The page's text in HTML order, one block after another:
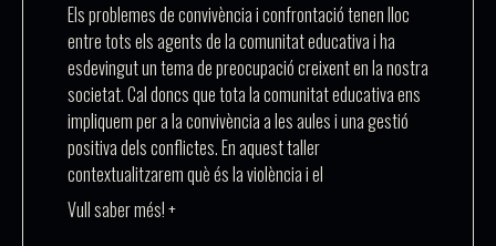
Els problemes de convivència i confrontació tenen lloc
entre tots els agents de la comunitat educativa i ha
esdevingut un tema de preocupació creixent en la nostra
societat. Cal doncs que tota la comunitat educativa ens
impliquem per a la convivència a les aules i una gestió
positiva dels conflictes. En aquest taller
contextualitzarem què és la violència i el
Vull saber més! +